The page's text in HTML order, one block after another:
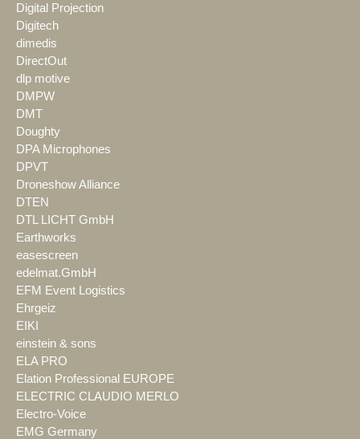
Digital Projection
Digitech
dimedis
DirectOut
dlp motive
DMPW
DMT
Doughty
DPA Microphones
DPVT
Droneshow Alliance
DTEN
DTL LICHT GmbH
Earthworks
easescreen
edelmat.GmbH
EFM Event Logistics
Ehrgeiz
EIKI
einstein & sons
ELA PRO
Elation Professional EUROPE
ELECTRIC CLAUDIO MERLO
Electro-Voice
EMG Germany